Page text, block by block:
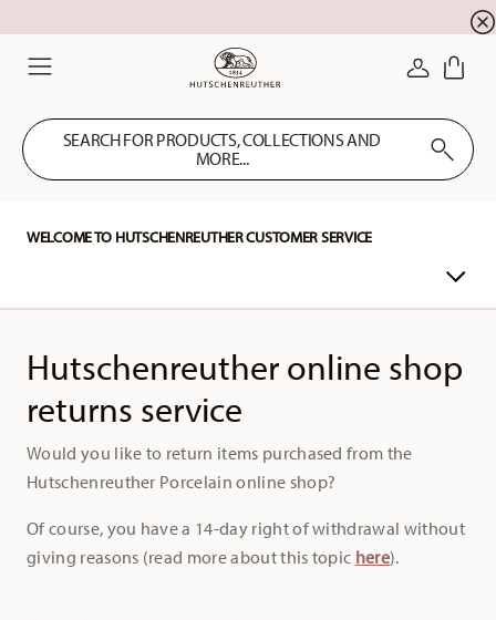
Summer SALE! Get EXTRA 5% OFF and
LOGIN
SEARCH FOR PRODUCTS, COLLECTIONS AND
MORE...
WELCOME TO HUTSCHENREUTHER CUSTOMER SERVICE
Hutschenreuther online shop
returns service
Would you like to return items purchased from the
Hutschenreuther Porcelain online shop?
Of course, you have a 14-day right of withdrawal without
giving reasons (read more about this topic here).